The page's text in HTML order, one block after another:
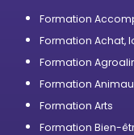
Formation
Formation Achat,
Formation
Formation
Formation Arts
Formation Bien-